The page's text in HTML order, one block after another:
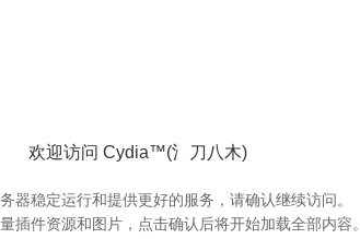
欢迎访问 Cydia™(氵刀八木)
器稳定运行和提供更好的服务，请确认继续访问。
插件资源和图片，点击确认后将开始加载全部内容。